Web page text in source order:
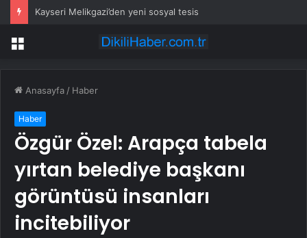
Kayseri Melikgazi’den yeni sosyal tesis
Menü
Anasayfa / Haber
Haber
Özgür Özel: Arapça tabela
yırtan belediye başkanı
görüntüsü insanları
incitebiliyor